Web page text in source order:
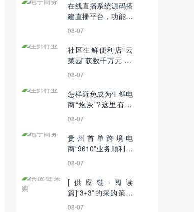
在线直播系统源码搭
建直播平台，功能上
可以有哪些突破？
08-07
社区生鲜便利店“云
菜园”获数千万元 A+
轮融资；湖南工业互
84万台丨10月30日
【电商简讯】
08-07
怎样避免成为生鲜电
商“炮灰”?这里有10
条惊人的总结
08-07
贵州首单跨境电
商“9610”业务顺利通
关丨11月1日【电商
08-07
[供应链·阅读
篇]“3+3”的采购策略
分析
08-07